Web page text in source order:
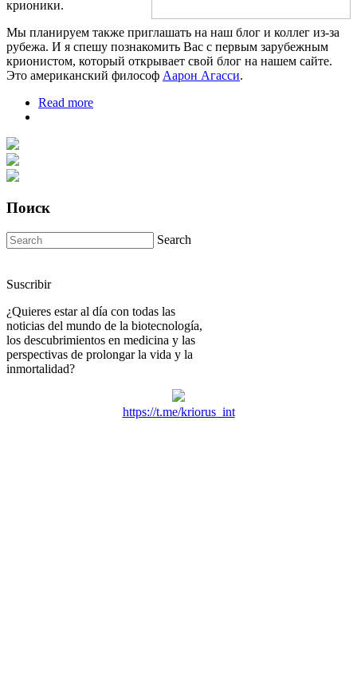
крионики.
Мы планируем также приглашать на наш блог и коллег из-за
рубежа. И я спешу познакомить Вас с первым зарубежным
крионистом, который открывает свой блог на нашем сайте.
Это американский философ Аарон Агасси.
Read more
Поиск
Search
Suscribir
¿Quieres estar al día con todas las
noticias del mundo de la biotecnología,
los descubrimientos en medicina y las
perspectivas de prolongar la vida y la
inmortalidad?
https://t.me/kriorus_int